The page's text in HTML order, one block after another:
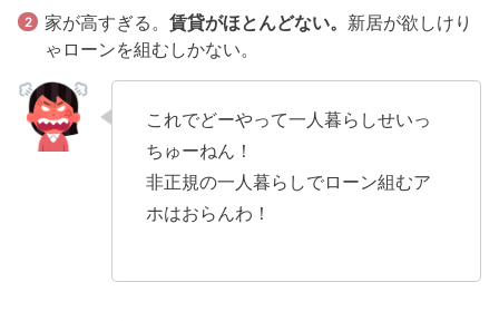
家が高すぎる。 賃貸がほとんどない。 新居が欲しけり
ゃローンを組むしかない。
これでどーやって一人暮らしせいっ
ちゅーねん！
非正規の一人暮らしでローン組むア
ホはおらんわ！